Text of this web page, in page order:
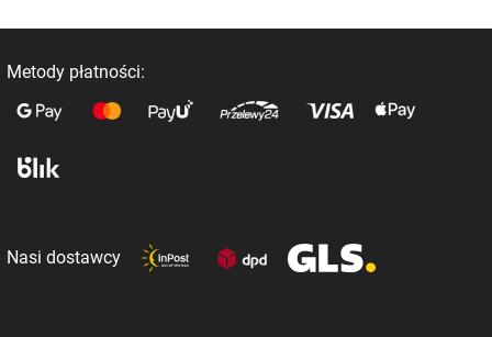
Metody płatności:
Nasi dostawcy